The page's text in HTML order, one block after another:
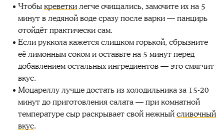
Чтобыкреветкилегче очищались, замочите их на 5
минут в ледяной воде сразу после варки — панцирь
отойдёт практически сам.
Если руккола кажется слишком горькой, сбрызните
её лимонным соком и оставьте на 5 минут перед
добавлением остальных ингредиентов — это смягчит
вкус.
Моцареллу лучше достать из холодильника за 15-20
минут до приготовления салата — при комнатной
температуре сыр раскрывает свой нежныйсливочный
вкус.